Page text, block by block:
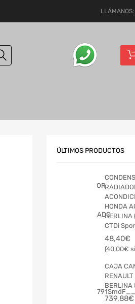
LLÁMANOS:
ÚLTIMOS PRODUCTOS
HONDA
BERLINA
CTDi
48,40€
40,00€
CAJA
BERLINA
739,88€